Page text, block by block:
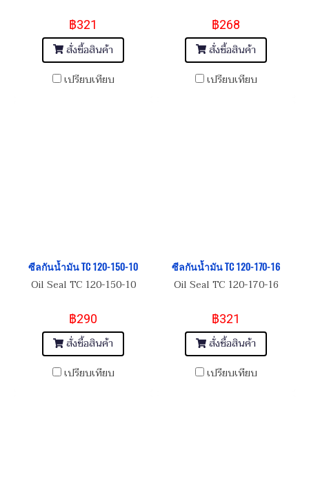
฿321
สั่งซื้อสินค้า
เปรียบเทียบ
฿268
สั่งซื้อสินค้า
เปรียบเทียบ
ซีลกันน้ำมัน TC 120-150-10
Oil Seal TC 120-150-10
฿290
สั่งซื้อสินค้า
เปรียบเทียบ
ซีลกันน้ำมัน TC 120-170-16
Oil Seal TC 120-170-16
฿321
สั่งซื้อสินค้า
เปรียบเทียบ